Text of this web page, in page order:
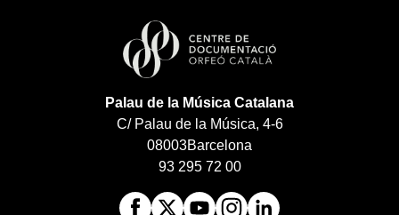
Palau de la Música Catalana
C/ Palau de la Música, 4-6
08003Barcelona
93 295 72 00